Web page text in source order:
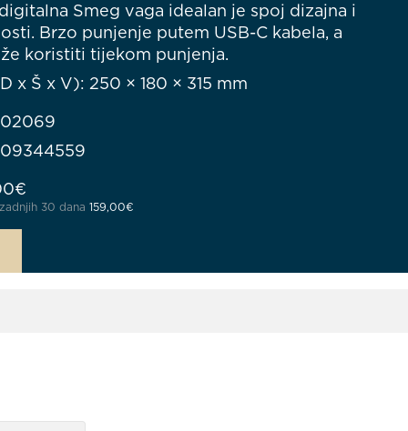
Smeg vaga idealan je spoj dizajna i
Brzo punjenje putem USB-C kabela, a
koristiti tijekom punjenja.
x Š x V): 250 × 180 × 315 mm
cijena bila je: 198,75€.
€
30 dana 159,00€